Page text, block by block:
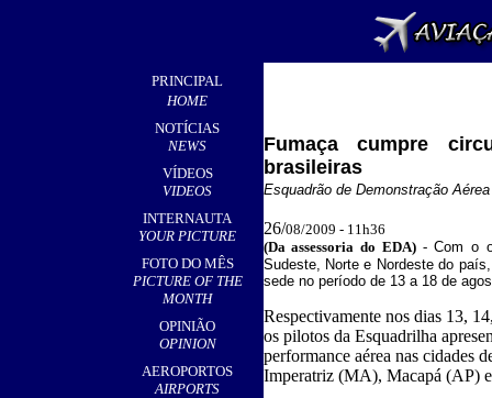
PRINCIPAL
HOME
NOTÍCIAS
NEWS
VÍDEOS
VIDEOS
INTERNAUTA
YOUR PICTURE
FOTO DO MÊS
PICTURE OF THE
MONTH
OPINIÃO
OPINION
AEROPORTOS
AIRPORTS
Fumaça cumpre
brasileiras
Esquadrão de Demonstração
26/08/2009 - 11h36
(Da assessoria do EDA)-Com o
Sudeste, Norte e Nordeste do
sede no período de 13 a 18 de
Respectivamente nos dias 13,
os pilotos da Esquadrilha
performance aérea nas cidades
Imperatriz (MA), Macapá (AP)